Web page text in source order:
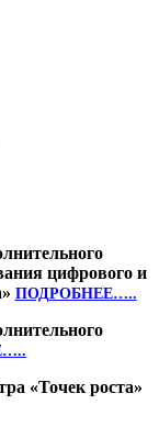
цифрового и
ПОДРОБНЕЕ…..
«Точек роста»